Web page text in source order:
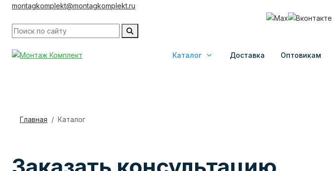
montagkomplekt@montagkomplekt.ru
Каталог Доставка Оптовикам
Главная Каталог